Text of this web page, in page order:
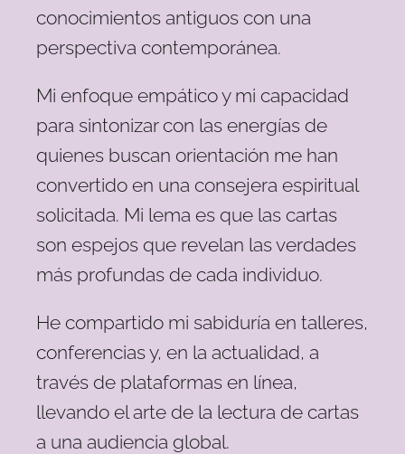
conocimientos antiguos con una
perspectiva contemporánea.
Mi enfoque empático y mi capacidad
para sintonizar con las energías de
quienes buscan orientación me han
convertido en una consejera espiritual
solicitada. Mi lema es que las cartas
son espejos que revelan las verdades
más profundas de cada individuo.
He compartido mi sabiduría en talleres,
conferencias y, en la actualidad, a
través de plataformas en línea,
llevando el arte de la lectura de cartas
a una audiencia global.